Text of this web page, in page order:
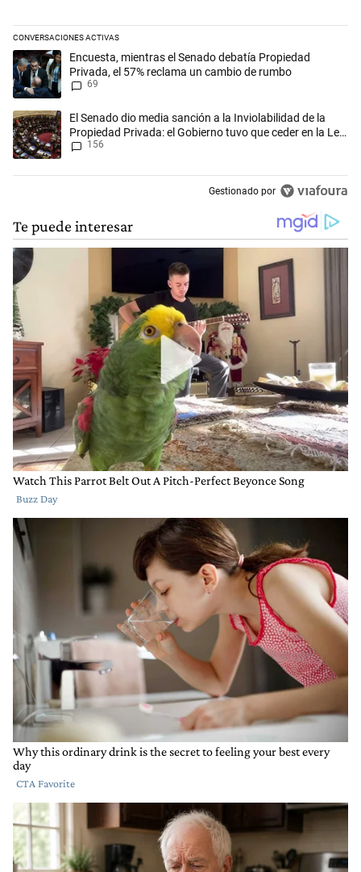
CONVERSACIONES ACTIVAS
Este listado muestra los artículos con más comentarios en los
Un artículo de tendencia con el título "Encuesta, mientras el Senado
Encuesta, mientras el Senado debatía Propiedad
Privada, el 57% reclama un cambio de rumbo
69
Un artículo de tendencia con el título "El Senado dio media sanción a
El Senado dio media sanción a la Inviolabilidad de la
Propiedad Privada: el Gobierno tuvo que ceder en la Ley
del Manejo del Fuego
156
Gestionado por